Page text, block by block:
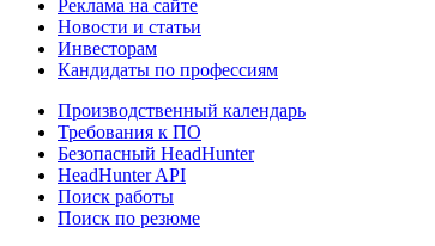
Реклама на сайте
Новости и статьи
Инвесторам
Кандидаты по профессиям
Производственный календарь
Требования к ПО
Безопасный HeadHunter
HeadHunter API
Поиск работы
Поиск по резюме